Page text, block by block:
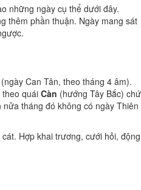
những ngày cụ thể dưới đây.
thêm phần thuận. Ngày mang sát
(ngày Can Tân, theo tháng 4 âm).
quái Càn (hướng Tây Bắc) chứ
tháng đó không có ngày Thiên
Hợp khai trương, cưới hỏi, động